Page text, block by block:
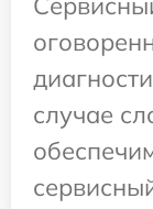
случае